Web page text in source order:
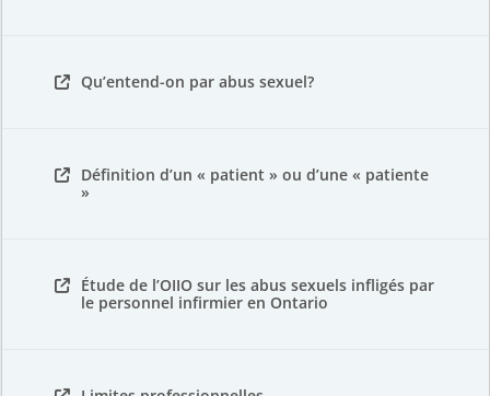
Qu’entend-on par abus sexuel?
Définition d’un « patient » ou d’une « patiente
»
Étude de l’OIIO sur les abus sexuels infligés par
le personnel infirmier en Ontario